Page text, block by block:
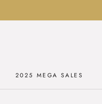
2025 MEGA SALES